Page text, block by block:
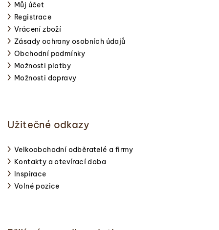
Můj účet
Registrace
Vrácení zboží
Zásady ochrany osobních údajů
Obchodní podmínky
Možnosti platby
Možnosti dopravy
Užitečné odkazy
Velkoobchodní odběratelé a firmy
Kontakty a otevírací doba
Inspirace
Volné pozice